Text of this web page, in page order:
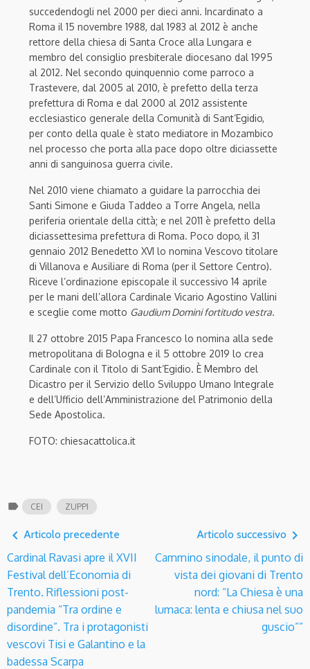
succedendogli nel 2000 per dieci anni. Incardinato a
Roma il 15 novembre 1988, dal 1983 al 2012 è anche
rettore della chiesa di Santa Croce alla Lungara e
membro del consiglio presbiterale diocesano dal 1995
al 2012. Nel secondo quinquennio come parroco a
Trastevere, dal 2005 al 2010, è prefetto della terza
prefettura di Roma e dal 2000 al 2012 assistente
ecclesiastico generale della Comunità di Sant’Egidio,
per conto della quale è stato mediatore in Mozambico
nel processo che porta alla pace dopo oltre diciassette
anni di sanguinosa guerra civile.
Nel 2010 viene chiamato a guidare la parrocchia dei
Santi Simone e Giuda Taddeo a Torre Angela, nella
periferia orientale della città; e nel 2011 è prefetto della
diciassettesima prefettura di Roma. Poco dopo, il 31
gennaio 2012 Benedetto XVI lo nomina Vescovo titolare
di Villanova e Ausiliare di Roma (per il Settore Centro).
Riceve l’ordinazione episcopale il successivo 14 aprile
per le mani dell’allora Cardinale Vicario Agostino Vallini
e sceglie come motto Gaudium Domini fortitudo vestra.
Il 27 ottobre 2015 Papa Francesco lo nomina alla sede
metropolitana di Bologna e il 5 ottobre 2019 lo crea
Cardinale con il Titolo di Sant’Egidio. È Membro del
Dicastro per il Servizio dello Sviluppo Umano Integrale
e dell’Ufficio dell’Amministrazione del Patrimonio della
Sede Apostolica.
FOTO: chiesacattolica.it
label CEI ZUPPI
navigate_before Articolo precedente
Cardinal Ravasi apre il XVII
Festival dell’Economia di
Trento. Riflessioni post-
pandemia “Tra ordine e
disordine”. Tra i protagonisti
vescovi Tisi e Galantino e la
badessa Scarpa
Articolo successivo navigate_next
Cammino sinodale, il punto di
vista dei giovani di Trento
nord: “La Chiesa è una
lumaca: lenta e chiusa nel suo
guscio””